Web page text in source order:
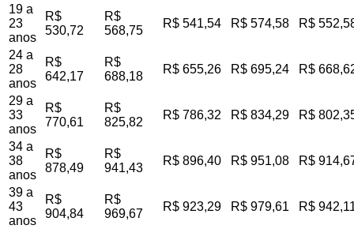
19 a
23
anos
R$
530,72
R$
568,75
R$ 541,54 R$ 574,58 R$
24 a
28
anos
R$
642,17
R$
688,18
R$ 655,26 R$ 695,24 R$
29 a
33
anos
R$
770,61
R$
825,82
R$ 786,32 R$ 834,29 R$
34 a
38
anos
R$
878,49
R$
941,43
R$ 896,40 R$ 951,08 R$
39 a
43
anos
R$
904,84
R$
969,67
R$ 923,29 R$ 979,61 R$